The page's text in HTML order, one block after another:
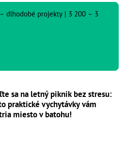
dlhodobé projekty | 3 200 – 3
sa na letný piknik bez stresu:
praktické vychytávky vám
miesto v batohu!